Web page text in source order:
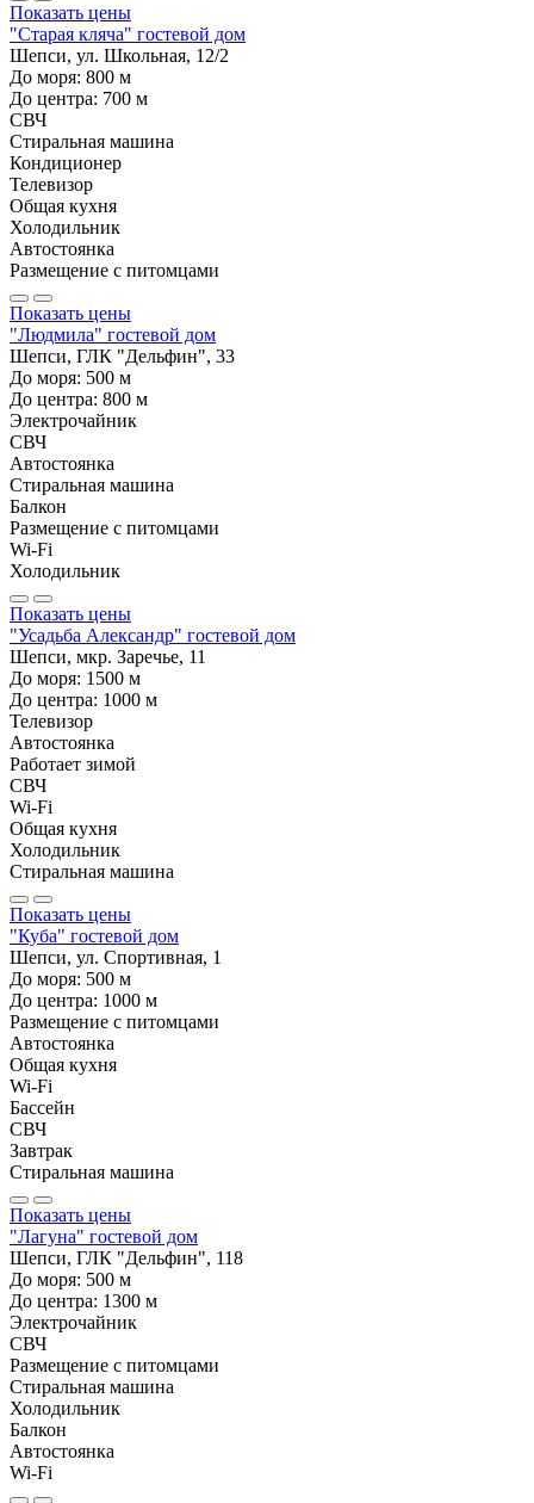
Показать цены
"Старая кляча" гостевой дом
Шепси, ул. Школьная, 12/2
До моря: 800 м
До центра: 700 м
СВЧ
Стиральная машина
Кондиционер
Телевизор
Общая кухня
Холодильник
Автостоянка
Размещение с питомцами
Показать цены
"Людмила" гостевой дом
Шепси, ГЛК "Дельфин", 33
До моря: 500 м
До центра: 800 м
Электрочайник
СВЧ
Автостоянка
Стиральная машина
Балкон
Размещение с питомцами
Wi-Fi
Холодильник
Показать цены
"Усадьба Александр" гостевой дом
Шепси, мкр. Заречье, 11
До моря: 1500 м
До центра: 1000 м
Телевизор
Автостоянка
Работает зимой
СВЧ
Wi-Fi
Общая кухня
Холодильник
Стиральная машина
Показать цены
"Куба" гостевой дом
Шепси, ул. Спортивная, 1
До моря: 500 м
До центра: 1000 м
Размещение с питомцами
Автостоянка
Общая кухня
Wi-Fi
Бассейн
СВЧ
Завтрак
Стиральная машина
Показать цены
"Лагуна" гостевой дом
Шепси, ГЛК "Дельфин", 118
До моря: 500 м
До центра: 1300 м
Электрочайник
СВЧ
Размещение с питомцами
Стиральная машина
Холодильник
Балкон
Автостоянка
Wi-Fi